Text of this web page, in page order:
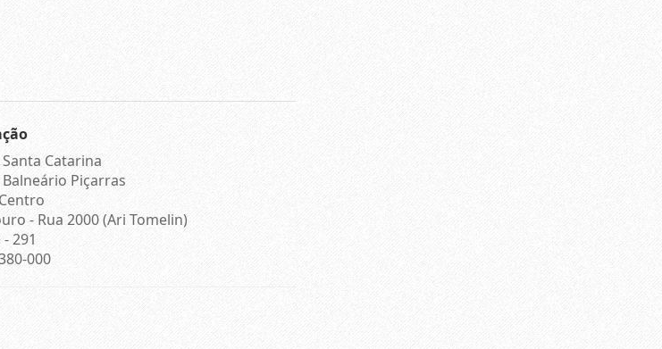
Santa Catarina
Balneário Piçarras
Centro
- Rua 2000 (Ari Tomelin)
-291
000